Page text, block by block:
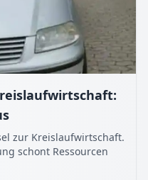
zur Kreislaufwirtschaft.
schont Ressourcen